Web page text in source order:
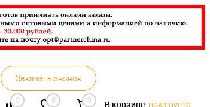
Заказать звонок
0 0 0 В корзине пока пусто